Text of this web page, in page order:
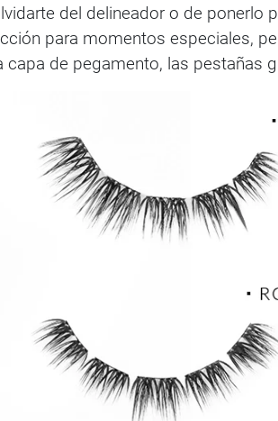
del delineador o de ponerlo
para momentos especiales,
de pegamento, las pestañas